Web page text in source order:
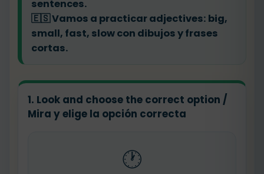
sentences.
🇪🇸Vamos a practicar adjectives: big,
small, fast, slow con dibujos y frases
cortas.
1. Look and choose the correct option /
Mira y elige la opción correcta
🕐